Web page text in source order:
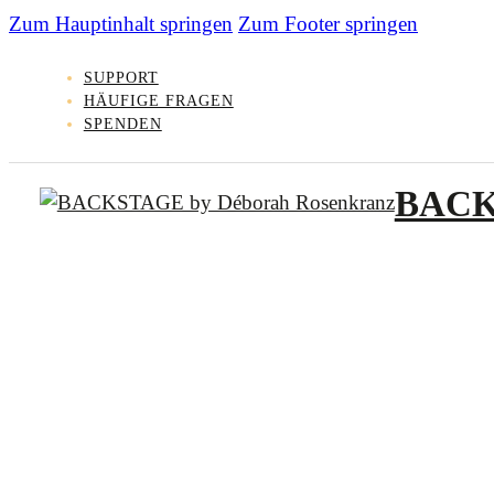
Zum Hauptinhalt springen Zum Footer springen
SUPPORT
HÄUFIGE FRAGEN
SPENDEN